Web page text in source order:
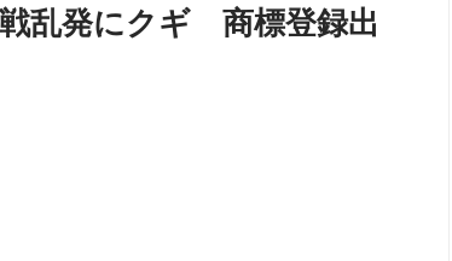
戦乱発にクギ 商標登録出